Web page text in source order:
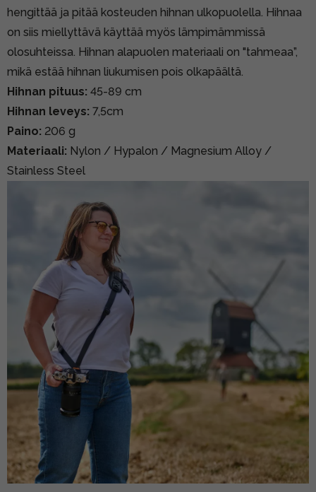
hengittää ja pitää kosteuden hihnan ulkopuolella. Hihnaa
on siis miellyttävä käyttää myös lämpimämmissä
olosuhteissa. Hihnan alapuolen materiaali on "tahmeaa”,
mikä estää hihnan liukumisen pois olkapäältä.
Hihnan pituus: 45-89 cm
Hihnan leveys: 7,5cm
Paino: 206 g
Materiaali: Nylon / Hypalon / Magnesium Alloy /
Stainless Steel